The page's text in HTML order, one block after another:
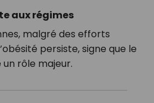
aux régimes
malgré des efforts
persiste, signe que le
rôle majeur.